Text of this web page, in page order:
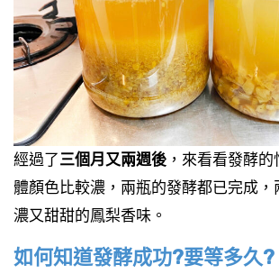
經過了三個月又兩週後 ，來看看發酵
體顏色比較濃，兩瓶的發酵都已完成，
濃又甜甜的鳳梨香味。
如何知道發酵成功?要等多久?